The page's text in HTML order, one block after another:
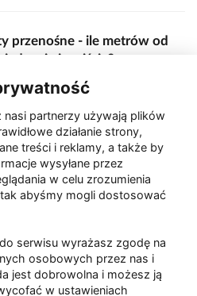
przenośne - ile metrów od
jedzenia i wejścia?
seniora na "kwadracie"
po pożarze w Gorzowie.
rozbiórka ściany spalonej
nasi partnerzy używają plików
działanie strony,
treści i reklamy, a także by
wysyłane przez
w celu zrozumienia
abyśmy mogli dostosować
serwisu wyrażasz zgodę na
osobowych przez nas i
jest dobrowolna i możesz ją
w ustawieniach